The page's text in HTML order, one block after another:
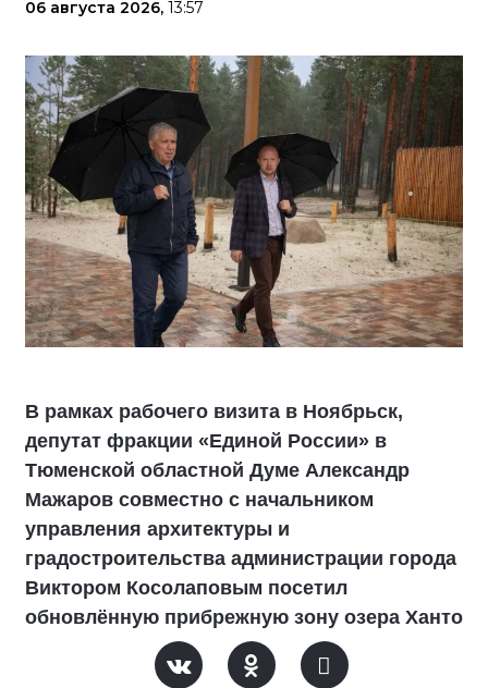
06 августа 2026, 13:57
В рамках рабочего визита в Ноябрьск,
депутат фракции «Единой России» в
Тюменской областной Думе Александр
Мажаров совместно с начальником
управления архитектуры и
градостроительства администрации города
Виктором Косолаповым посетил
обновлённую прибрежную зону озера Ханто